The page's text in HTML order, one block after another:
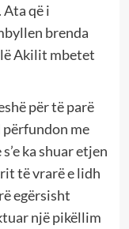
që i
brenda
Akilit mbetet
për të parë
me
ka shuar etjen
të vrarë e lidh
egërsisht
një pikëllim